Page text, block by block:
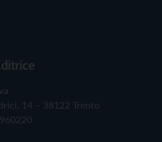
14 – 38122 Trento